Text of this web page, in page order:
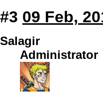
#3 09 Feb,
Salagir
Administrator